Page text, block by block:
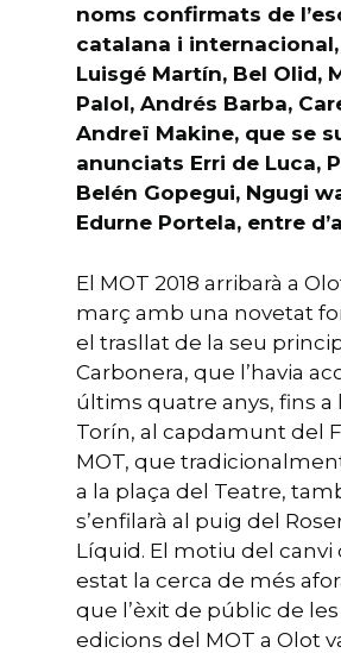
noms confirmats de
catalana i internacional,
Luisgé Martín, Bel Olid,
Palol, Andrés Barba,
Andreï Makine, que se
anunciats Erri de Luca,
Belén Gopegui, Ngugi
Edurne Portela, entre
El MOT 2018 arribarà a
març amb una novetat
el trasllat de la seu
Carbonera, que l’havia
últims quatre anys, fins a
Torín, al capdamunt del
MOT, que
a la plaça del Teatre,
s’enfilarà al puig del
Líquid. El motiu del canvi
estat la cerca de més
que l’èxit de públic de
edicions del MOT a Olot